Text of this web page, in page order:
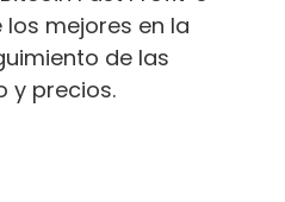
mejores en la
de las
y precios.